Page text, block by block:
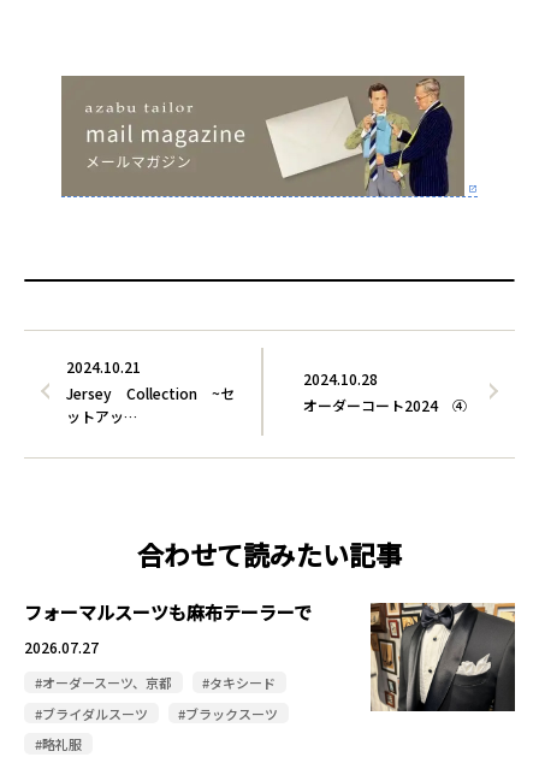
2024.10.28
オーダーコート2024 ④
2024.10.21
Jersey Collection ~セ
ットアッ…
合わせて読みたい記事
フォーマルスーツも麻布テーラーで
2026.07.27
#オーダースーツ、京都
#タキシード
#ブライダルスーツ
#ブラックスーツ
#略礼服